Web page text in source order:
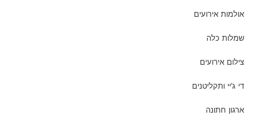
אולמות אירועים
שמלות כלה
צילום אירועים
די ג’יי ותקליטנים
ארגון חתונה